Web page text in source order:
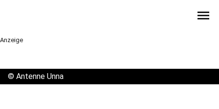
menu
Anzeige
© Antenne Unna